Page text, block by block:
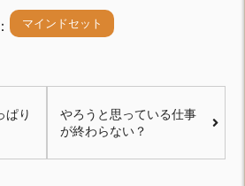
マインドセット
ぱり
やろうと思っている仕事
が終わらない？